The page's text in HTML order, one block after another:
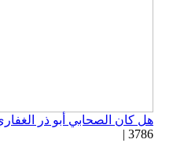
هل كان الصحابي أبو ذر
3786 |